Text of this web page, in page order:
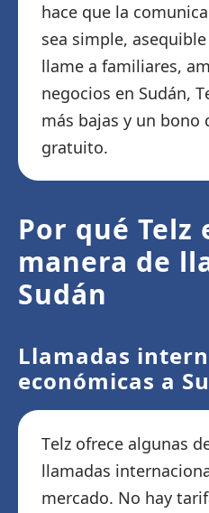
hace que la
sea simple,
llame a familiares,
negocios en Sudán,
más bajas y un bono
gratuito.
Por qué Telz
manera de
Sudán
Llamadas
económicas a
Telz ofrece algunas
llamadas
mercado. No hay